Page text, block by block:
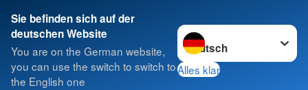
Sie befinden sich auf der
deutschen Website
You are on the German website,
you can use the switch to switch to
the English one
Sprache wechseln zu
Alles klar